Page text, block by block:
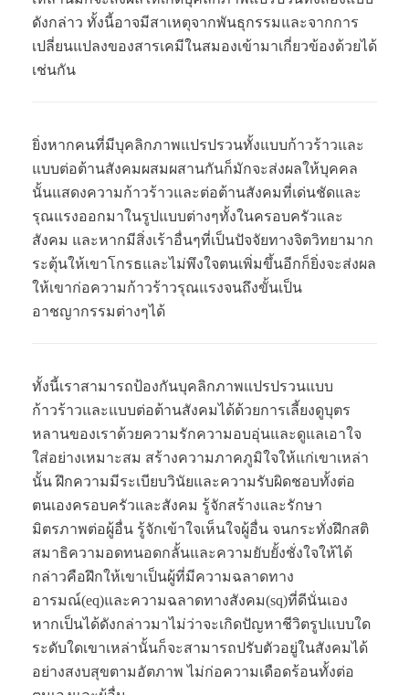
ดังกล่าว ทั้งนี้อาจมีสาเหตุจากพันธุกรรมและจากการ
เปลี่ยนแปลงของสารเคมีในสมองเข้ามาเกี่ยวข้องด้วยได้
เช่นกัน
ยิ่งหากคนที่มีบุคลิกภาพแปรปรวนทั้งแบบก้าวร้าวและ
แบบต่อต้านสังคมผสมผสานกันก็มักจะส่งผลให้บุคคล
นั้นแสดงความก้าวร้าวและต่อต้านสังคมที่เด่นชัดและ
รุณแรงออกมาในรูปแบบต่างๆทั้งในครอบครัวและ
สังคม และหากมีสิ่งเร้าอื่นๆที่เป็นปัจจัยทางจิตวิทยามาก
ระตุ้นให้เขาโกรธและไม่พึงใจตนเพิ่มขึ้นอีกก็ยิ่งจะส่งผล
ให้เขาก่อความก้าวร้าวรุณแรงจนถึงขั้นเป็น
อาชญากรรมต่างๆได้
ทั้งนี้เราสามารถป้องกันบุคลิกภาพแปรปรวนแบบ
ก้าวร้าวและแบบต่อต้านสังคมได้ด้วยการเลี้ยงดูบุตร
หลานของเราด้วยความรักความอบอุ่นและดูแลเอาใจ
ใส่อย่างเหมาะสม สร้างความภาคภูมิใจให้แก่เขาเหล่า
นั้น ฝึกความมีระเบียบวินัยและความรับผิดชอบทั้งต่อ
ตนเองครอบครัวและสังคม รู้จักสร้างและรักษา
มิตรภาพต่อผู้อื่น รู้จักเข้าใจเห็นใจผู้อื่น จนกระทั่งฝึกสติ
สมาธิความอดทนอดกลั้นและความยับยั้งชั่งใจให้ได้
กล่าวคือฝึกให้เขาเป็นผู้ที่มีความฉลาดทาง
อารมณ์(eq)และความฉลาดทางสังคม(sq)ที่ดีนั่นเอง
หากเป็นได้ดังกล่าวมาไม่ว่าจะเกิดปัญหาชีวิตรูปแบบใด
ระดับใดเขาเหล่านั้นก็จะสามารถปรับตัวอยู่ในสังคมได้
อย่างสงบสุขตามอัตภาพ ไม่ก่อความเดือดร้อนทั้งต่อ